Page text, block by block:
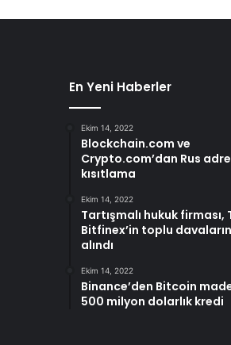
En Yeni Haberler
Ekim 14, 2022
Blockchain.com ve
Crypto.com’dan Rus
kısıtlama
Ekim 14, 2022
Tartışmalı hukuk firması,
Bitfinex’in toplu
alındı
Ekim 14, 2022
Binance’den Bitcoin
500 milyon dolarlık kredi